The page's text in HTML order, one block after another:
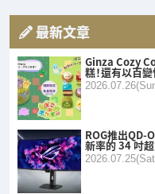
最新文章
Ginza Cozy
糕！還有以百
ROG推出QD-
新率的 34 吋